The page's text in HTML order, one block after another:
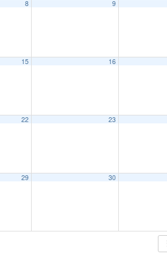
8 9
15 16
22 23
29 30